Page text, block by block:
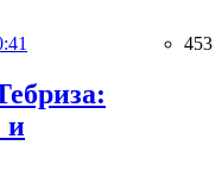
453
и